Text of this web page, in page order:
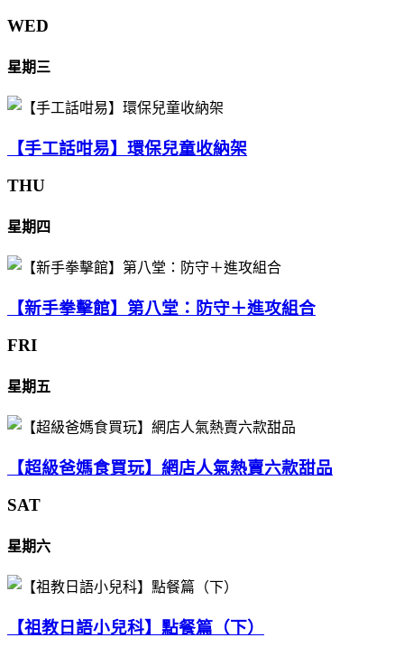
WED
星期三
【手工話咁易】環保兒童收納架
THU
星期四
【新手拳擊館】第八堂：防守＋進攻組合
FRI
星期五
【超級爸媽食買玩】網店人氣熱賣六款甜品
SAT
星期六
【祖教日語小兒科】點餐篇（下）